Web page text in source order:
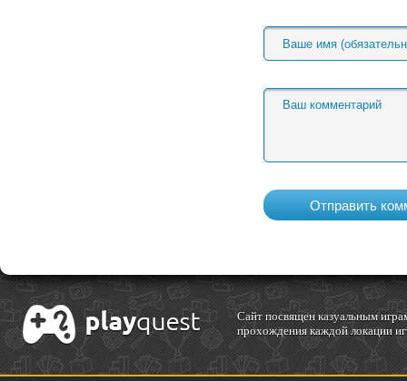
Cайт посвящен казуальным
прохождения каждой локации